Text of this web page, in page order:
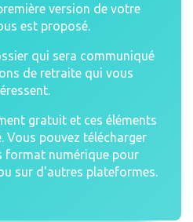
version de votre
est proposé.
qui sera communiqué
de retraite qui vous
gratuit et ces éléments
Vous pouvez télécharger
format numérique pour
sur d'autres plateformes.